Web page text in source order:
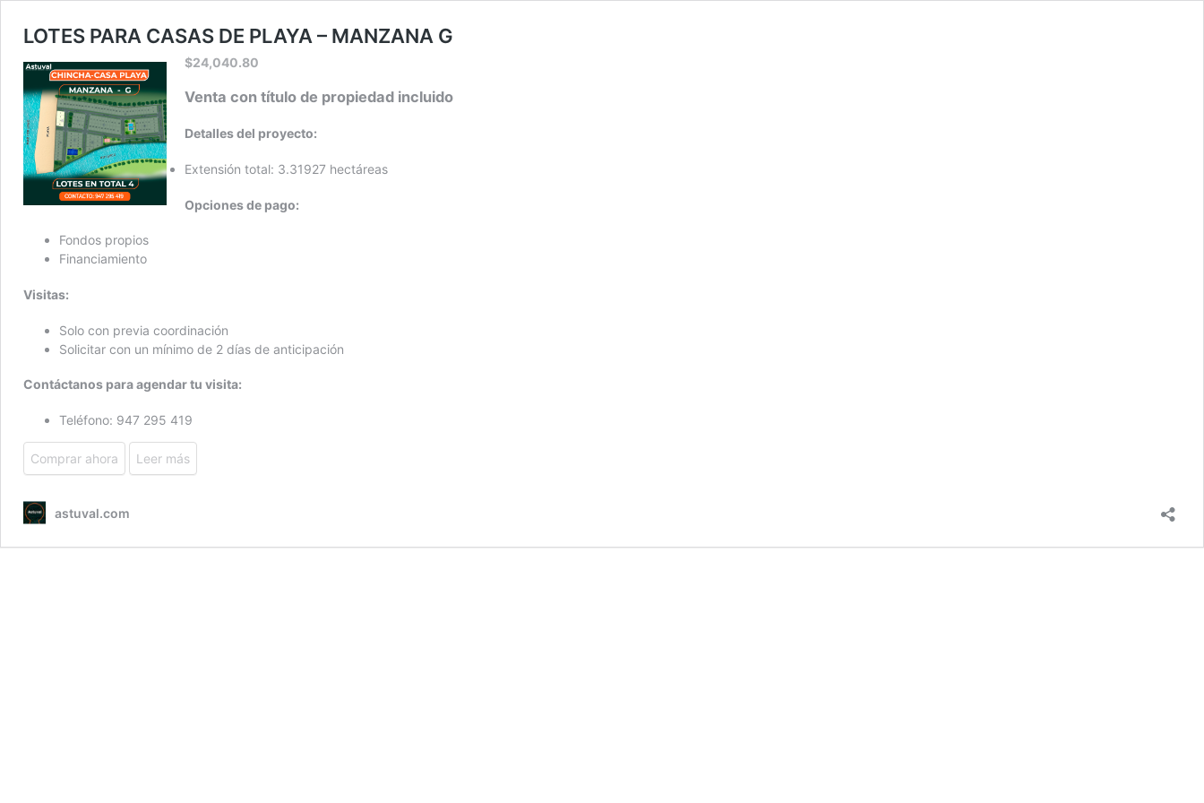
LOTES PARA CASAS DE PLAYA – MANZANA G
$24,040.80
Venta con título de propiedad incluido
Detalles del proyecto:
Extensión total: 3.31927 hectáreas
Opciones de pago:
Fondos propios
Financiamiento
Visitas:
Solo con previa coordinación
Solicitar con un mínimo de 2 días de anticipación
Contáctanos para agendar tu visita:
Teléfono: 947 295 419
Comprar ahora Leer más
astuval.com